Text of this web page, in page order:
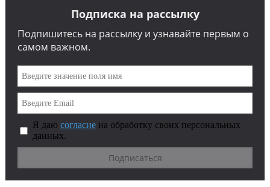
Подписка на рассылку
Подпишитесь на рассылку и узнавайте первым о
самом важном.
Я даю согласие на обработку своих персональных
данных.